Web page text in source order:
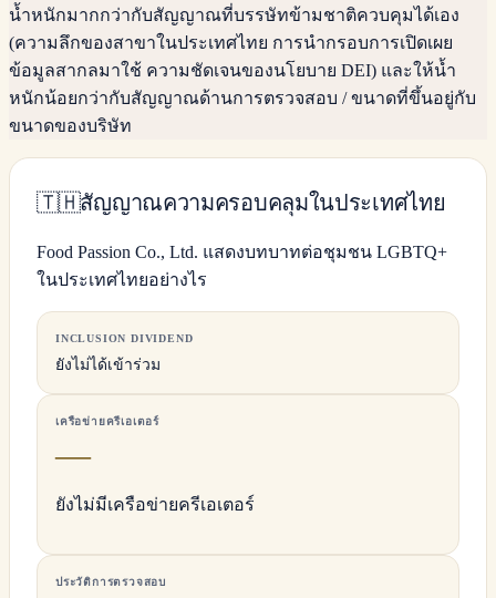
น้ำหนักมากกว่ากับสัญญาณที่บรรษัทข้ามชาติควบคุมได้เอง
(ความลึกของสาขาในประเทศไทย การนำกรอบการเปิดเผย
ข้อมูลสากลมาใช้ ความชัดเจนของนโยบาย DEI) และให้น้ำ
หนักน้อยกว่ากับสัญญาณด้านการตรวจสอบ / ขนาดที่ขึ้นอยู่กับ
ขนาดของบริษัท
🇹🇭สัญญาณความครอบคลุมในประเทศไทย
Food Passion Co., Ltd. แสดงบทบาทต่อชุมชน LGBTQ+
ในประเทศไทยอย่างไร
INCLUSION DIVIDEND
ยังไม่ได้เข้าร่วม
เครือข่ายครีเอเตอร์
—
ยังไม่มีเครือข่ายครีเอเตอร์
ประวัติการตรวจสอบ